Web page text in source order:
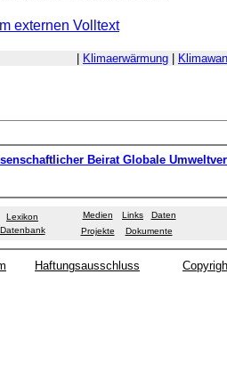
externen Volltext
Klimaerwärmung
Beirat Globale
Lexikon
Datenbank
Medien Links
Daten
Projekte
Dokumente
Haftungsausschluss